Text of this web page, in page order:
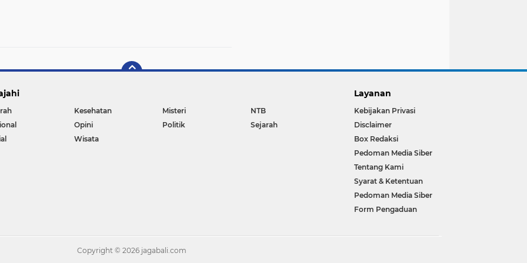
Kesehatan Misteri
NTB
Opini Politik
Sejarah
Wisata
Layanan
Kebijakan Privasi
Disclaimer
Box Redaksi
Pedoman Media Siber
Tentang Kami
Syarat & Ketentuan
Pedoman Media Siber
Form Pengaduan
Copyright © 2026 jagabali.com